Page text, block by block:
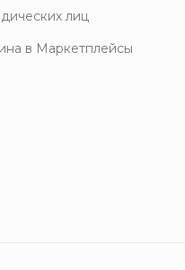
лиц
в Маркетплейсы